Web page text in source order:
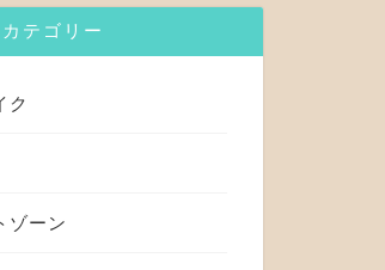
カテゴリー
ク
ゾーン